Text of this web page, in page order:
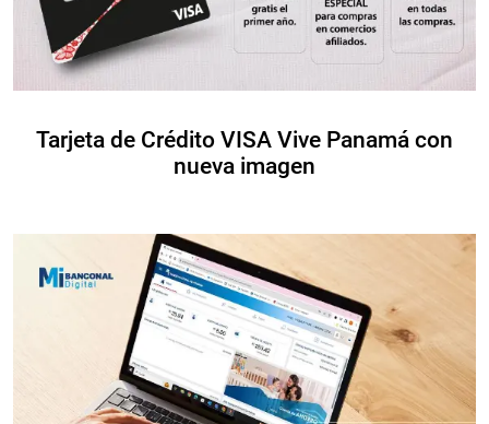
Tarjeta de Crédito VISA Vive Panamá con
nueva imagen